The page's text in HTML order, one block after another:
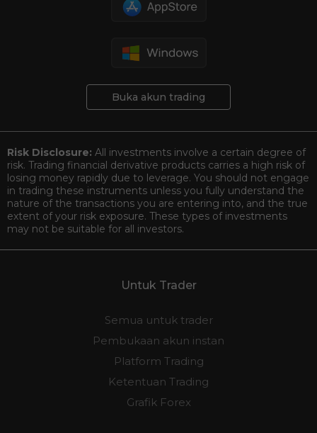
Buka akun trading
Risk Disclosure: All investments involve a certain degree of
risk. Trading financial derivative products carries a high risk of
losing money rapidly due to leverage. You should not engage
in trading these instruments unless you fully understand the
nature of the transactions you are entering into, and the true
extent of your risk exposure. These types of investments
may not be suitable for all investors.
Untuk Trader
Semua untuk trader
Pembukaan akun instan
Platform Trading
Ketentuan Trading
Grafik Forex